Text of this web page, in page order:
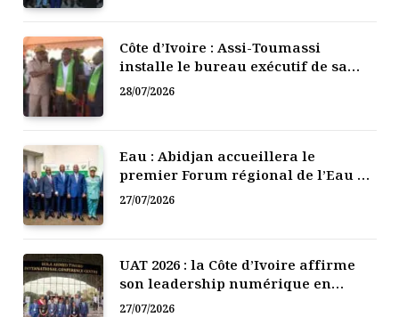
Côte d’Ivoire : Assi-Toumassi
installe le bureau exécutif de sa
mutuelle de développement
28/07/2026
Eau : Abidjan accueillera le
premier Forum régional de l’Eau de
l’Afrique de l’Ouest
27/07/2026
UAT 2026 : la Côte d’Ivoire affirme
son leadership numérique en
Afrique
27/07/2026